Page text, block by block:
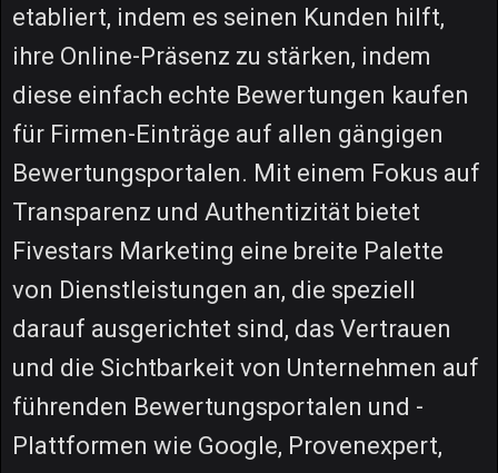
etabliert, indem es seinen Kunden hilft,
ihre Online-Präsenz zu stärken, indem
diese einfach echte Bewertungen kaufen
für Firmen-Einträge auf allen gängigen
Bewertungsportalen. Mit einem Fokus auf
Transparenz und Authentizität bietet
Fivestars Marketing eine breite Palette
von Dienstleistungen an, die speziell
darauf ausgerichtet sind, das Vertrauen
und die Sichtbarkeit von Unternehmen auf
führenden Bewertungsportalen und -
Plattformen wie Google, Provenexpert,